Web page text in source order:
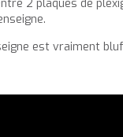
2 plaques de
est vraiment